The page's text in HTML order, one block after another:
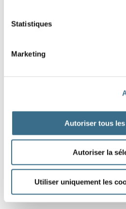
Statistiques
Marketing
Autoriser tous
Autoriser la
Utiliser uniquement les